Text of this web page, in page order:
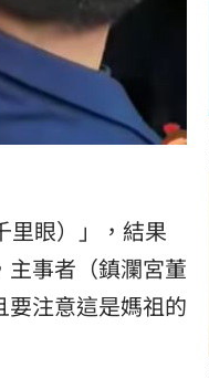
里眼）」，結果
事者（鎮瀾宮董
注意這是媽祖的